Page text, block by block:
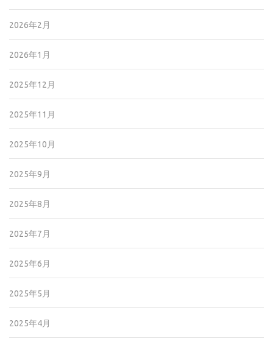
2026年2月
2026年1月
2025年12月
2025年11月
2025年10月
2025年9月
2025年8月
2025年7月
2025年6月
2025年5月
2025年4月